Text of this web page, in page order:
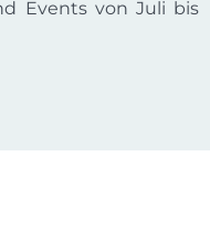
Events von Juli bis